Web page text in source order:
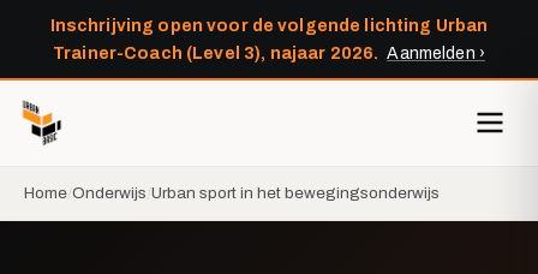
Inschrijving open voor de volgende lichting Urban
Trainer-Coach (Level 3), najaar 2026. Aanmelden ›
Home Onderwijs Urban sport in het bewegingsonderwijs